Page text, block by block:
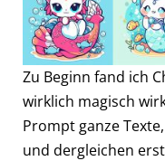
Zu Beginn fand ich
wirklich magisch
Prompt ganze
und dergleichen